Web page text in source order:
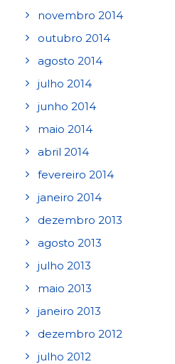
novembro 2014
outubro 2014
agosto 2014
julho 2014
junho 2014
maio 2014
abril 2014
fevereiro 2014
janeiro 2014
dezembro 2013
agosto 2013
julho 2013
maio 2013
janeiro 2013
dezembro 2012
julho 2012